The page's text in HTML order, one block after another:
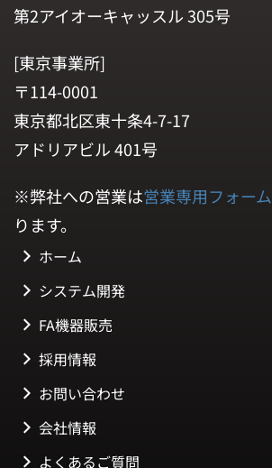
第2アイオーキャッスル 305号
[東京事業所]
〒114-0001
東京都北区東十条4-7-17
アドリアビル 401号
※弊社への営業は営業専用フォーム
ります。
ホーム
システム開発
FA機器販売
採用情報
お問い合わせ
会社情報
よくあるご質問